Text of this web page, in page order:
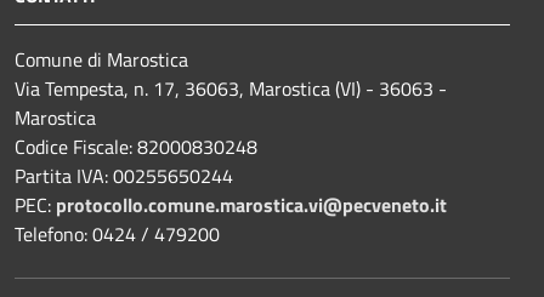
Comune di Marostica
Via Tempesta, n. 17, 36063, Marostica (VI) - 36063 -
Marostica
Codice Fiscale: 82000830248
Partita IVA: 00255650244
PEC: protocollo.comune.marostica.vi@pecveneto.it
Telefono: 0424 / 479200